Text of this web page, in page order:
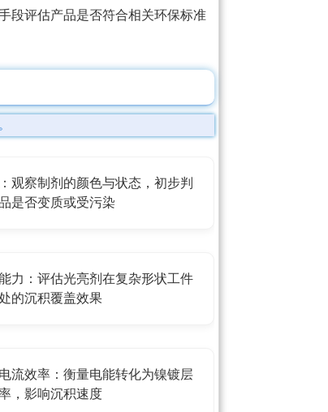
段评估产品是否符合相关环保标准
观察制剂的颜色与状态，初步判
是否变质或受污染
力：评估光亮剂在复杂形状工件
的沉积覆盖效果
流效率：衡量电能转化为镍镀层
，影响沉积速度